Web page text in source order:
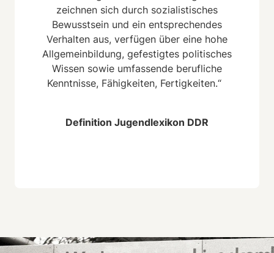
zeichnen sich durch sozialistisches
Bewusstsein und ein entsprechendes
Verhalten aus, verfügen über eine hohe
Allgemeinbildung, gefestigtes politisches
Wissen sowie umfassende berufliche
Kenntnisse, Fähigkeiten, Fertigkeiten.“
Definition Jugendlexikon DDR